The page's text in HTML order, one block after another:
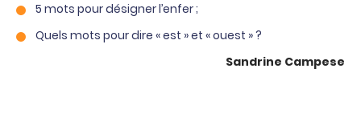
5 mots pour désigner l’enfer ;
Quels mots pour dire « est » et « ouest » ?
Sandrine Campese